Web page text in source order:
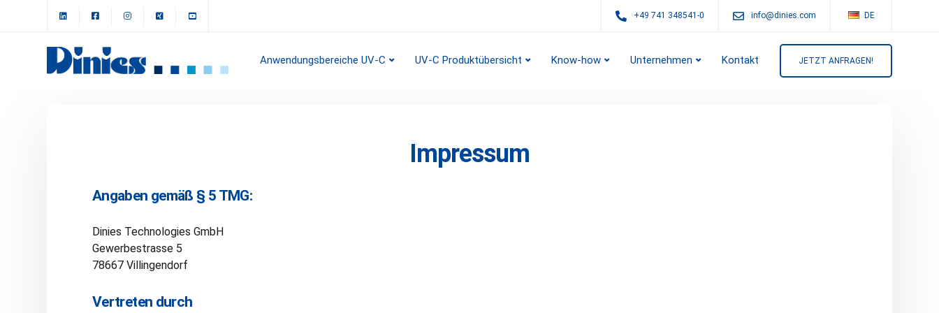
+49 741 348541-0 info@dinies.com DE
Anwendungsbereiche UV-C UV-C Produktübersicht Know-how Unternehmen Kontakt JETZT ANFRAGEN!
Impressum
Angaben gemäß § 5 TMG:
Dinies Technologies GmbH
Gewerbestrasse 5
78667 Villingendorf
Vertreten durch